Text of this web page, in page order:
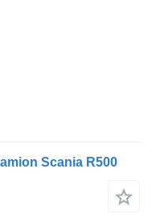
Scania R500